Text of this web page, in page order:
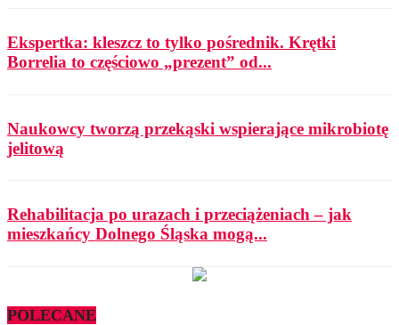
Ekspertka: kleszcz to tylko pośrednik. Krętki
Borrelia to częściowo „prezent” od...
Naukowcy tworzą przekąski wspierające mikrobiotę
jelitową
Rehabilitacja po urazach i przeciążeniach – jak
mieszkańcy Dolnego Śląska mogą...
POLECANE